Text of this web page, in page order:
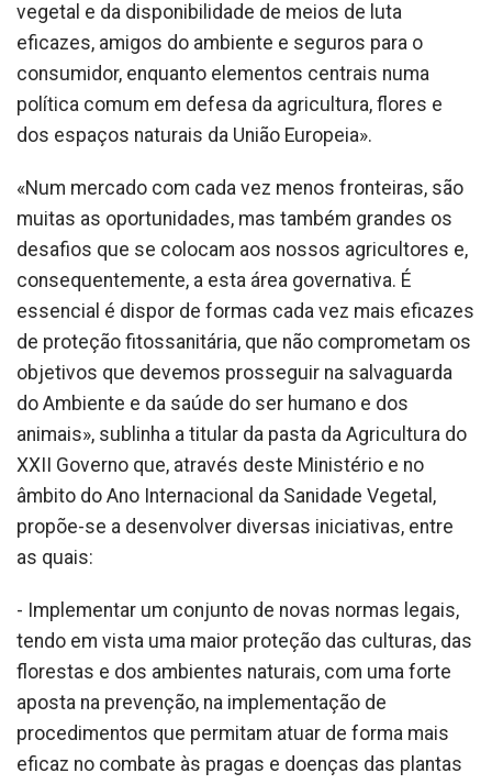
vegetal e da disponibilidade de meios de luta
eficazes, amigos do ambiente e seguros para o
consumidor, enquanto elementos centrais numa
política comum em defesa da agricultura, flores e
dos espaços naturais da União Europeia».
«Num mercado com cada vez menos fronteiras, são
muitas as oportunidades, mas também grandes os
desafios que se colocam aos nossos agricultores e,
consequentemente, a esta área governativa. É
essencial é dispor de formas cada vez mais eficazes
de proteção fitossanitária, que não comprometam os
objetivos que devemos prosseguir na salvaguarda
do Ambiente e da saúde do ser humano e dos
animais», sublinha a titular da pasta da Agricultura do
XXII Governo que, através deste Ministério e no
âmbito do Ano Internacional da Sanidade Vegetal,
propõe-se a desenvolver diversas iniciativas, entre
as quais:
- Implementar um conjunto de novas normas legais,
tendo em vista uma maior proteção das culturas, das
florestas e dos ambientes naturais, com uma forte
aposta na prevenção, na implementação de
procedimentos que permitam atuar de forma mais
eficaz no combate às pragas e doenças das plantas